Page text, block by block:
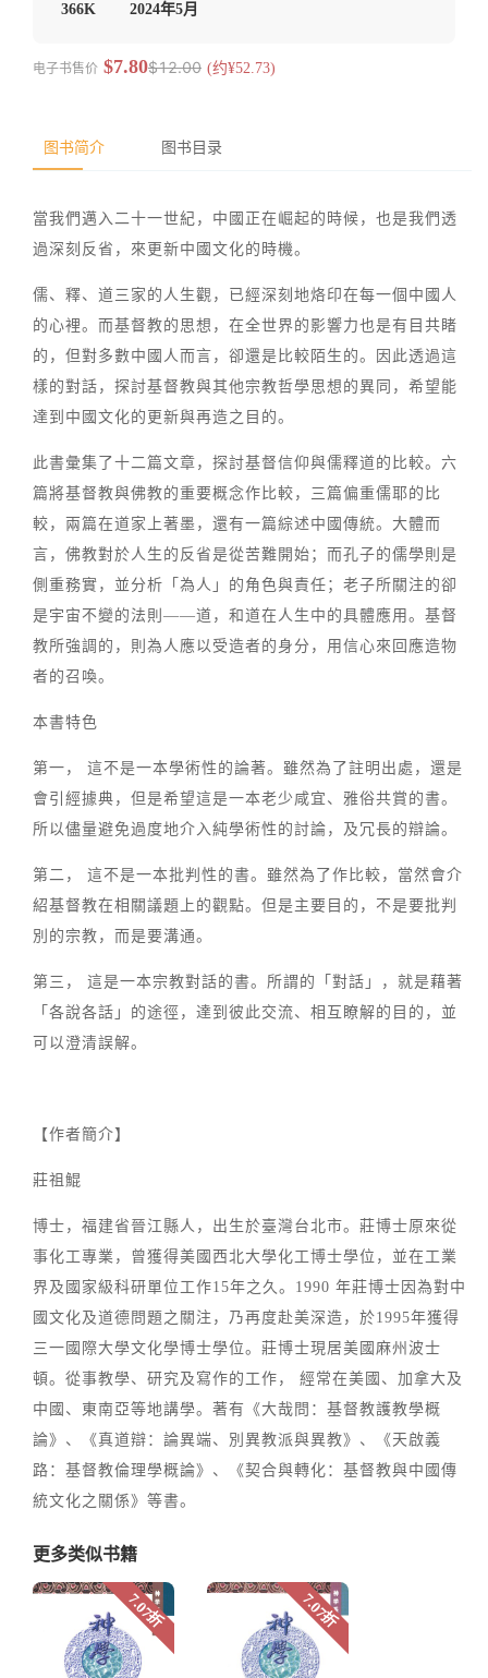
366K 2024年5月
电子书售价 $7.80$12.00 (约¥52.73)
图书简介 图书目录
當我們邁入二十一世紀，中國正在崛起的時候，也是我們透
過深刻反省，來更新中國文化的時機。
儒、釋、道三家的人生觀，已經深刻地烙印在每一個中國人
的心裡。而基督教的思想，在全世界的影響力也是有目共睹
的，但對多數中國人而言，卻還是比較陌生的。因此透過這
樣的對話，探討基督教與其他宗教哲學思想的異同，希望能
達到中國文化的更新與再造之目的。
此書彙集了十二篇文章，探討基督信仰與儒釋道的比較。六
篇將基督教與佛教的重要概念作比較，三篇偏重儒耶的比
較，兩篇在道家上著墨，還有一篇綜述中國傳統。大體而
言，佛教對於人生的反省是從苦難開始；而孔子的儒學則是
側重務實，並分析「為人」的角色與責任；老子所關注的卻
是宇宙不變的法則——道，和道在人生中的具體應用。基督
教所強調的，則為人應以受造者的身分，用信心來回應造物
者的召喚。
本書特色
第一， 這不是一本學術性的論著。雖然為了註明出處，還是
會引經據典，但是希望這是一本老少咸宜、雅俗共賞的書。
所以儘量避免過度地介入純學術性的討論，及冗長的辯論。
第二， 這不是一本批判性的書。雖然為了作比較，當然會介
紹基督教在相關議題上的觀點。但是主要目的，不是要批判
別的宗教，而是要溝通。
第三， 這是一本宗教對話的書。所謂的「對話」，就是藉著
「各說各話」的途徑，達到彼此交流、相互瞭解的目的，並
可以澄清誤解。
【作者簡介】
莊祖鯤
博士，福建省晉江縣人，出生於臺灣台北市。莊博士原來從
事化工專業，曾獲得美國西北大學化工博士學位，並在工業
界及國家級科研單位工作15年之久。1990 年莊博士因為對中
國文化及道德問題之關注，乃再度赴美深造，於1995年獲得
三一國際大學文化學博士學位。莊博士現居美國麻州波士
頓。從事教學、研究及寫作的工作， 經常在美國、加拿大及
中國、東南亞等地講學。著有《大哉問：基督教護教學概
論》、《真道辯：論異端、別異教派與異教》、《天啟義
路：基督教倫理學概論》、《契合與轉化：基督教與中國傳
統文化之關係》等書。
更多类似书籍